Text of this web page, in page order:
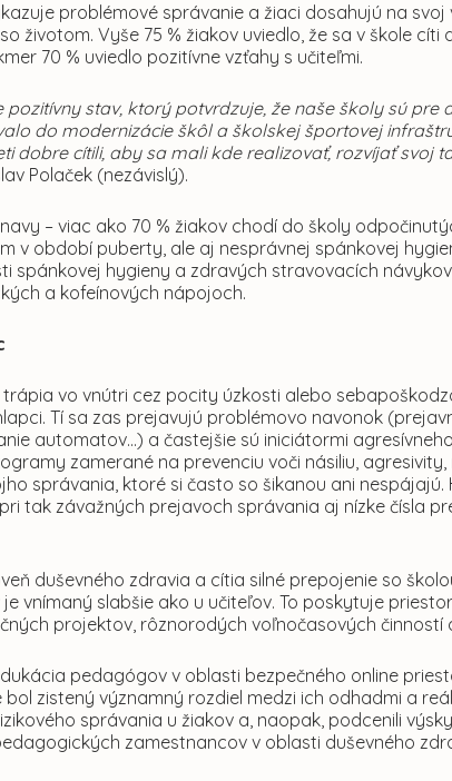
problémové správanie a žiaci dosahujú na
životom. Vyše 75 % žiakov uviedlo, že sa v škole cíti
70 % uviedlo pozitívne vzťahy s učiteľmi.
pozitívny stav, ktorý potvrdzuje, že naše školy sú
do modernizácie škôl a školskej športovej
dobre cítili, aby sa mali kde realizovať, rozvíjať svoj
Polaček (nezávislý).
– viac ako 70 % žiakov chodí do školy
v období puberty, ale aj nesprávnej spánkovej
spánkovej hygieny a zdravých stravovacích
a kofeínových nápojoch.
vo vnútri cez pocity úzkosti alebo
Tí sa zas prejavujú problémovo navonok
automatov...) a častejšie sú iniciátormi
zamerané na prevenciu voči násiliu,
správania, ktoré si často so šikanou ani
tak závažných prejavoch správania aj nízke čísla
duševného zdravia a cítia silné prepojenie so
vnímaný slabšie ako u učiteľov. To poskytuje
projektov, rôznorodých voľnočasových činností
pedagógov v oblasti bezpečného online
zistený významný rozdiel medzi ich odhadmi a
správania u žiakov a, naopak, podcenili
zamestnancov v oblasti duševného